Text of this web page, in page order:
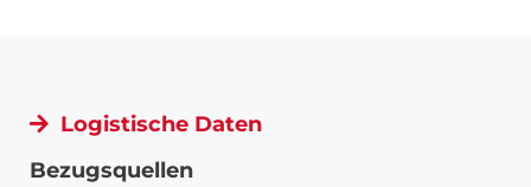
Logistische Daten
Bezugsquellen